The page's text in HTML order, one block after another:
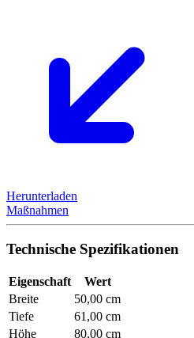
Herunterladen
Maßnahmen
Technische Spezifikationen
Eigenschaft
Wert
Breite
50,00 cm
Tiefe
61,00 cm
Höhe
80,00 cm